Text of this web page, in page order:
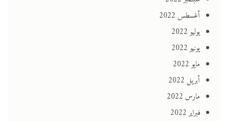
أغسطس 2022
يوليو 2022
يونيو 2022
مايو 2022
أبريل 2022
مارس 2022
فبراير 2022